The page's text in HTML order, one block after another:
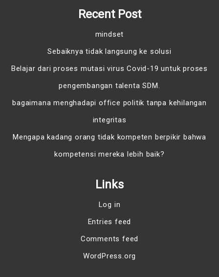
Recent Post
mindset
Sebaiknya tidak langsung ke solusi
Belajar dari proses mutasi virus Covid-19 untuk proses
pengembangan talenta SDM.
bagaimana menghadapi office politik tanpa kehilangan
integritas
Mengapa kadang orang tidak kompeten berpikir bahwa
kompetensi mereka lebih baik?
Links
Log in
Entries feed
Comments feed
WordPress.org